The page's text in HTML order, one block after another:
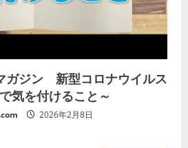
ガジン 新型コロナウイルス
気を付けること～
2026年2月8日